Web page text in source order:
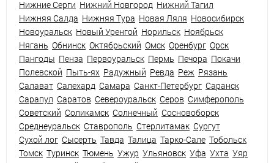
Нижние Серги Нижний Новгород Нижний Тагил
Нижняя Салда Нижняя Тура Новая Ляля Новосибирск
Новоуральск Новый Уренгой Норильск Ноябрьск
Нягань Обнинск Октябрьский Омск Оренбург Орск
Пангоды Пенза Первоуральск Пермь Печора Покачи
Полевской Пыть-ях Радужный Ревда Реж Рязань
Салават Салехард Самара Санкт-Петербург Саранск
Сарапул Саратов Североуральск Серов Симферополь
Советский Соликамск Солнечный Сосновоборск
Среднеуральск Ставрополь Стерлитамак Сургут
Сухой лог Сысерть Тавда Талица Тарко-Сале Тобольск
Томск Туринск Тюмень Ужур Ульяновск Уфа Ухта Уяр